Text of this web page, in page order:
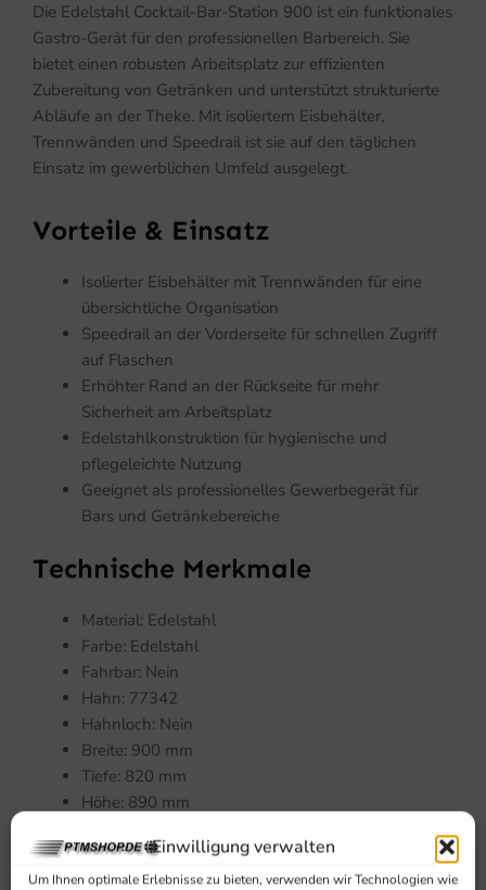
Einwilligung verwalten
Um Ihnen optimale Erlebnisse zu bieten, verwenden wir Technologien wie
Die Edelstahl Cocktail-Bar-Station 900 ist ein funktionales
Gastro-Gerät für den professionellen Barbereich. Sie
bietet einen robusten Arbeitsplatz zur effizienten
Zubereitung von Getränken und unterstützt strukturierte
Abläufe an der Theke. Mit isoliertem Eisbehälter,
Trennwänden und Speedrail ist sie auf den täglichen
Einsatz im gewerblichen Umfeld ausgelegt.
Vorteile & Einsatz
Isolierter Eisbehälter mit Trennwänden für eine
übersichtliche Organisation
Speedrail an der Vorderseite für schnellen Zugriff
auf Flaschen
Erhöhter Rand an der Rückseite für mehr
Sicherheit am Arbeitsplatz
Edelstahlkonstruktion für hygienische und
pflegeleichte Nutzung
Geeignet als professionelles Gewerbegerät für
Bars und Getränkebereiche
Technische Merkmale
Material: Edelstahl
Farbe: Edelstahl
Fahrbar: Nein
Hahn: 77342
Hahnloch: Nein
Breite: 900 mm
Tiefe: 820 mm
Höhe: 890 mm
Nettogewicht: 45 kg